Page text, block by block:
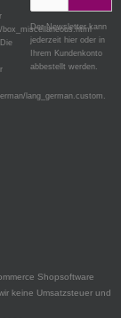
lang_german.custom.
Der Newsletter kann
jederzeit hier oder in
Ihrem Kundenkonto
abbestellt werden.
Shopsoftware
keine Umsatzsteuer und